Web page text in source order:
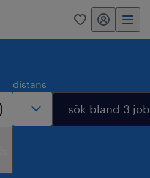
0 mitt randstad
distans
sök bland 3